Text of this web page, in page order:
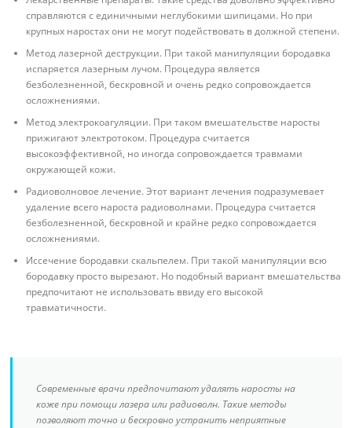
справляются с единичными неглубокими шипицами. Но при
крупных наростах они не могут подействовать в должной степени.
Метод лазерной деструкции. При такой манипуляции бородавка
испаряется лазерным лучом. Процедура является
безболезненной, бескровной и очень редко сопровождается
осложнениями.
Метод электрокоагуляции. При таком вмешательстве наросты
прижигают электротоком. Процедура считается
высокоэффективной, но иногда сопровождается травмами
окружающей кожи.
Радиоволновое лечение. Этот вариант лечения подразумевает
удаление всего нароста радиоволнами. Процедура считается
безболезненной, бескровной и крайне редко сопровождается
осложнениями.
Иссечение бородавки скальпелем. При такой манипуляции всю
бородавку просто вырезают. Но подобный вариант вмешательства
предпочитают не использовать ввиду его высокой
травматичности.
Современные врачи предпочитают удалять наросты на
коже при помощи лазера или радиоволн. Такие методы
позволяют точно и бескровно устранить неприятные